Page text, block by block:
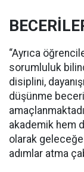
“Ayrıca
sorumluluk
disiplini,
düşünme
akademik hem
olarak geleceğe
adımlar atma